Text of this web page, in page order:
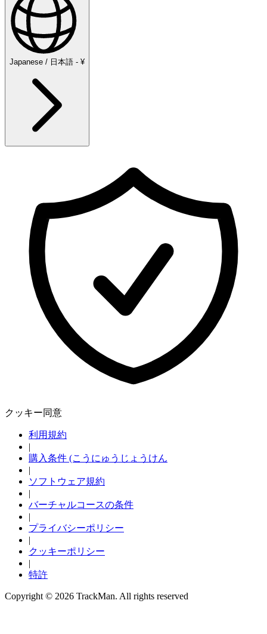
探検する Golf
Japanese / 日本語 - ¥
クッキー同意
利用規約
|
購入条件 (こうにゅうじょうけん
|
ソフトウェア規約
|
バーチャルコースの条件
|
プライバシーポリシー
|
クッキーポリシー
|
特許
Copyright © 2026 TrackMan. All rights reserved